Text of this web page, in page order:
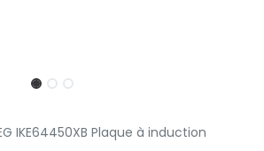
IKE64450XB Plaque à induction